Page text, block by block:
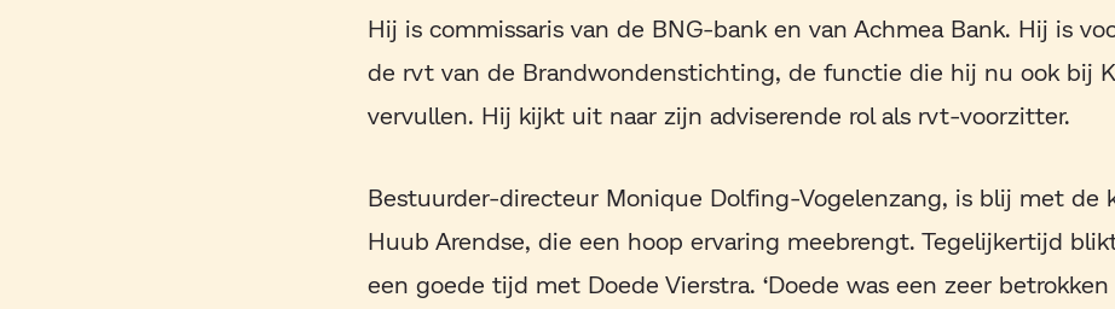
Hij is commissaris van de BNG-bank en van Achmea Bank. Hij is
de rvt van de Brandwondenstichting, de functie die hij nu ook bij
vervullen. Hij kijkt uit naar zijn adviserende rol als rvt-voorzitter.
Bestuurder-directeur Monique Dolfing-Vogelenzang, is blij met de
Huub Arendse, die een hoop ervaring meebrengt. Tegelijkertijd
een goede tijd met Doede Vierstra. ‘Doede was een zeer